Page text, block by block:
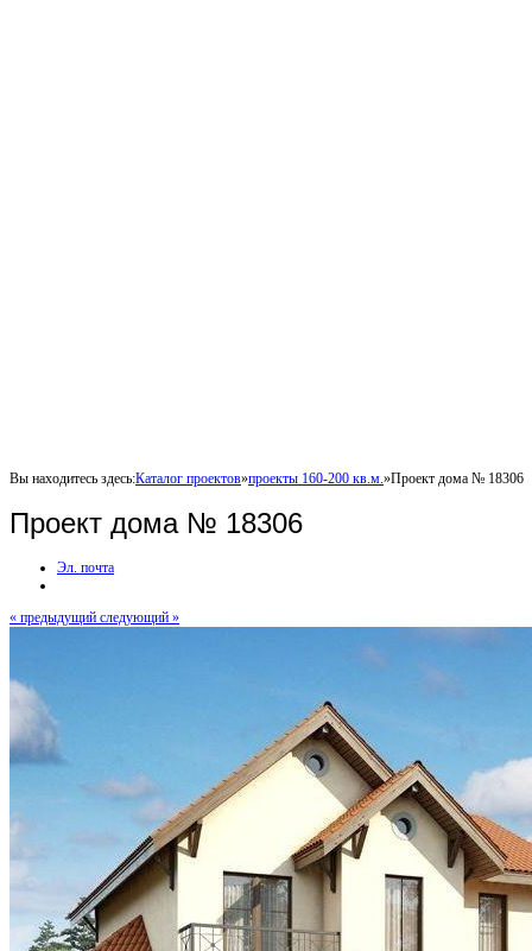
Вы находитесь здесь:Каталог проектов»проекты 160-200 кв.м. »Проект дома № 18306
Проект дома № 18306
Эл. почта
« предыдущий следующий »